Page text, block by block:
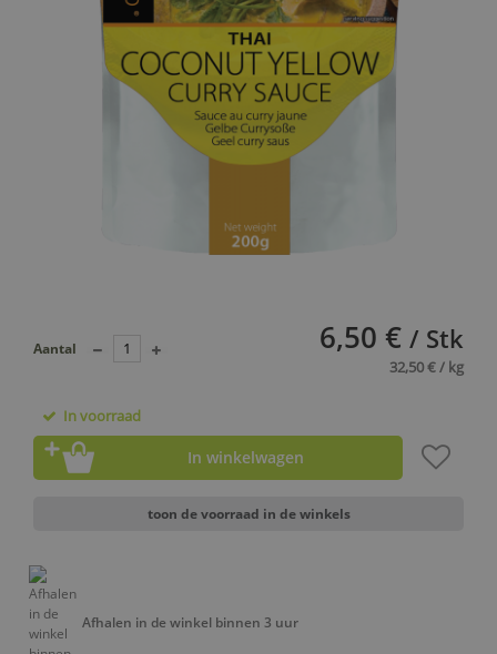
6,50 € / Stk
32,50 € / kg
Aantal
In voorraad
In winkelwagen
toon de voorraad in de winkels
Afhalen in de winkel binnen 3 uur